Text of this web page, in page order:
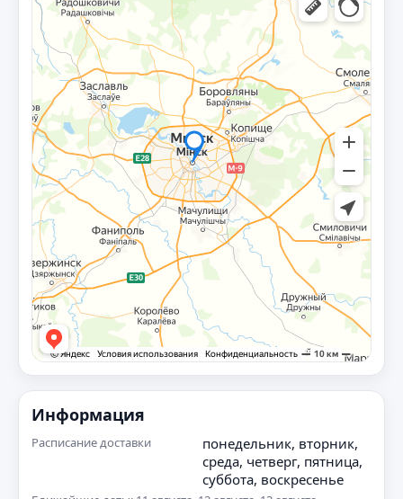
Информация
Расписание доставки
понедельник, вторник,
среда, четверг, пятница,
суббота, воскресенье